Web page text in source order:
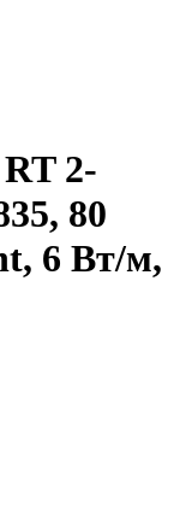
2-
80
6 Вт/м,